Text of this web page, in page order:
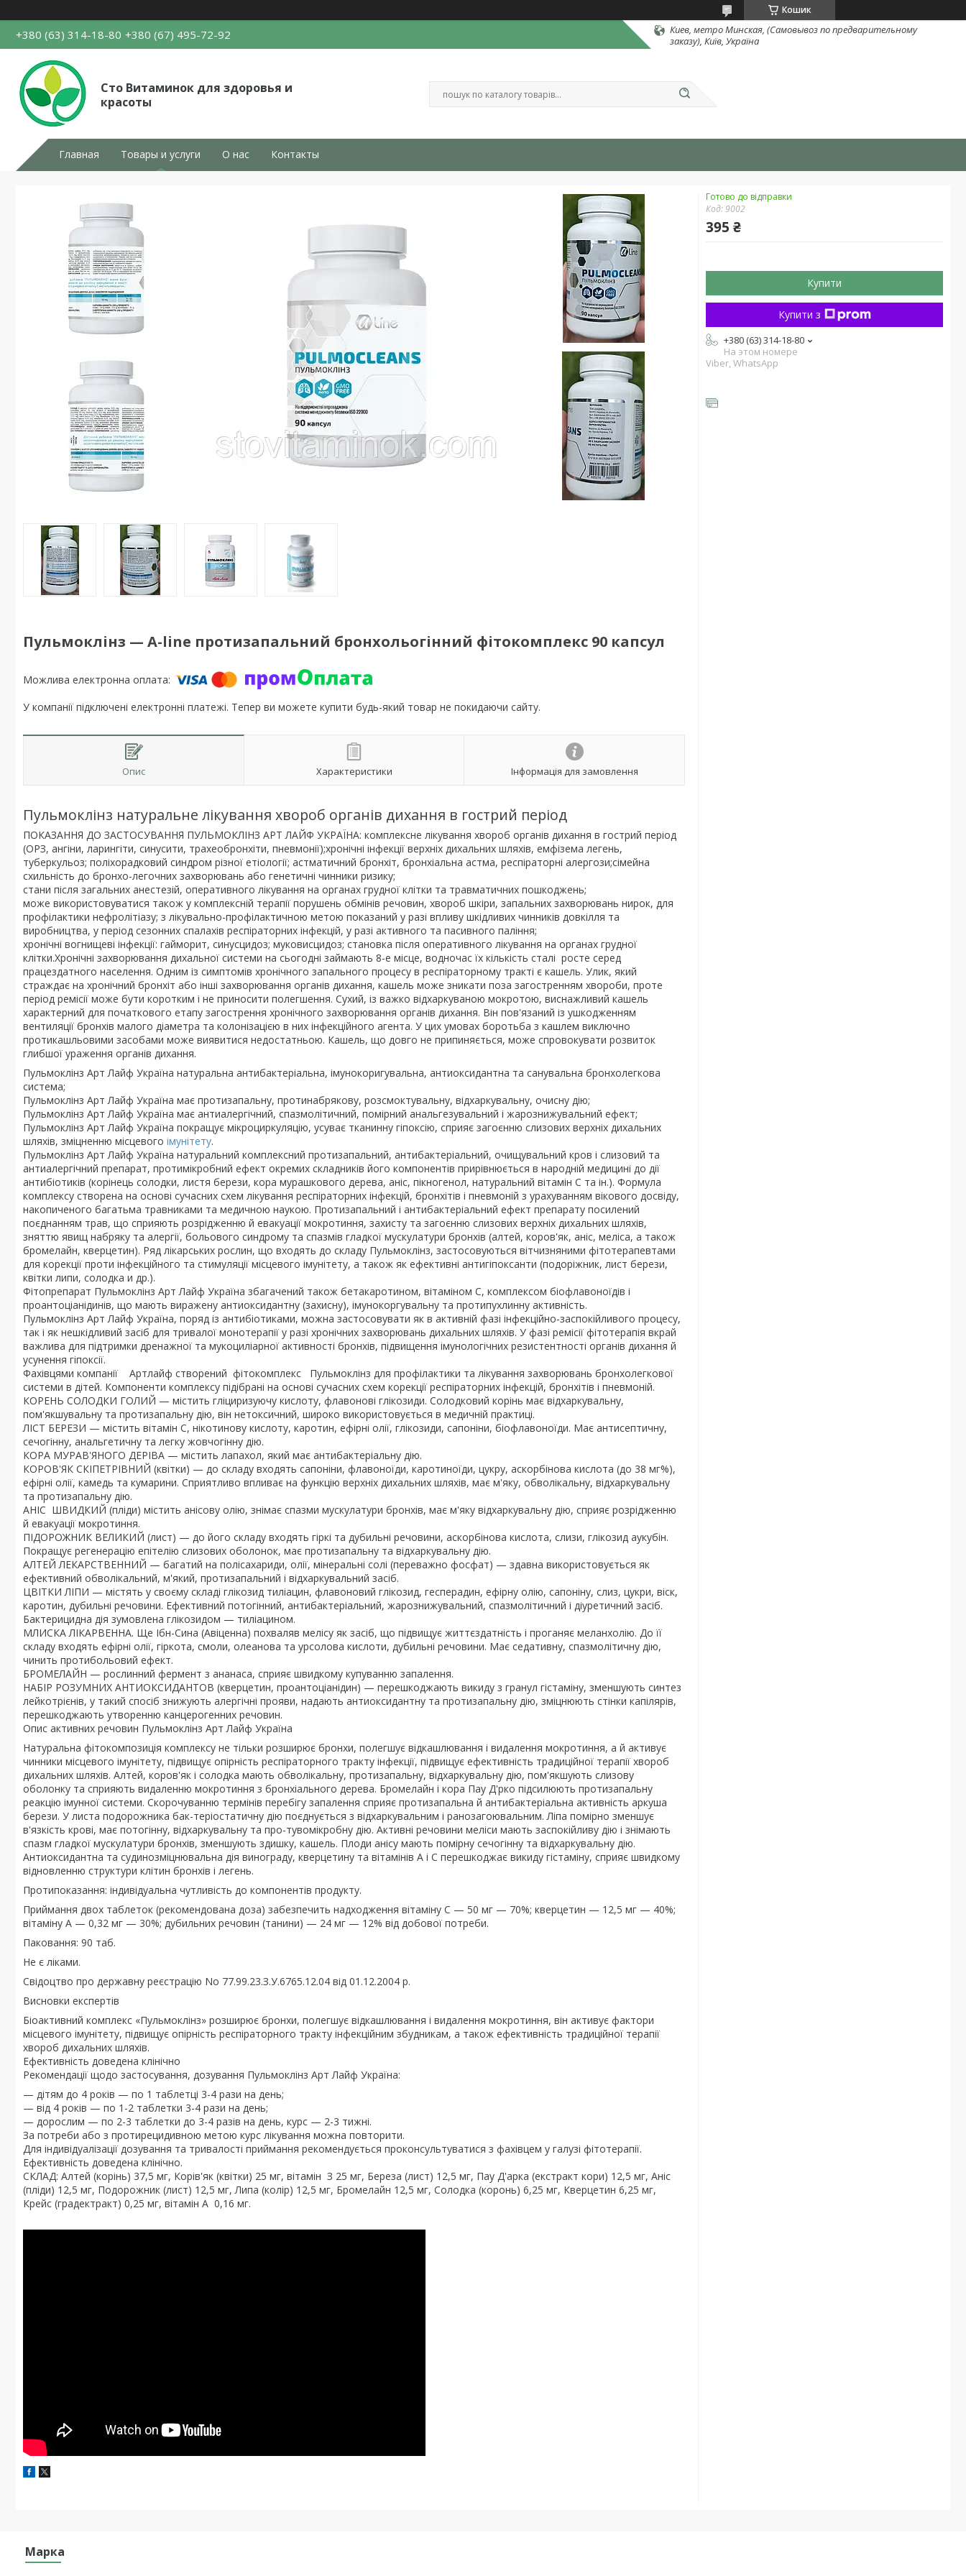
Кошик
+380 (63) 314-18-80 +380 (67) 495-72-92
Киев, метро Минская, (Самовывоз по предварительному
заказу), Київ, Україна
Сто Витаминок для здоровья и
красоты
Главная Товары и услуги О нас Контакты
Пульмоклінз — A-line протизапальний бронхольогінний фітокомплекс 90 капсул
У компанії підключені електронні платежі. Тепер ви можете купити будь-який товар не покидаючи сайту.
Опис Характеристики Інформація для замовлення
Пульмоклінз натуральне лікування хвороб органів дихання в гострий період
ПОКАЗАННЯ ДО ЗАСТОСУВАННЯ ПУЛЬМОКЛІНЗ АРТ ЛАЙФ УКРАЇНА: комплексне лікування хвороб органів дихання в гострий період
(ОРЗ, ангіни, ларингіти, синусити, трахеобронхіти, пневмонії);хронічні інфекції верхніх дихальних шляхів, емфізема легень,
туберкульоз; поліхорадковий синдром різної етіології; астматичний бронхіт, бронхіальна астма, респіраторні алергози;сімейна
схильність до бронхо-легочних захворювань або генетичні чинники ризику;
стани після загальних анестезій, оперативного лікування на органах грудної клітки та травматичних пошкоджень;
може використовуватися також у комплексній терапії порушень обмінів речовин, хвороб шкіри, запальних захворювань нирок, для
профілактики нефролітіазу; з лікувально-профілактичною метою показаний у разі впливу шкідливих чинників довкілля та
виробництва, у період сезонних спалахів респіраторних інфекцій, у разі активного та пасивного паління;
хронічні вогнищеві інфекції: гайморит, синусцидоз; муковисцидоз; становка після оперативного лікування на органах грудної
клітки.Хронічні захворювання дихальної системи на сьогодні займають 8-е місце, водночас їх кількість сталі росте серед
працездатного населення. Одним із симптомів хронічного запального процесу в респіраторному тракті є кашель. Улик, який
страждає на хронічний бронхіт або інші захворювання органів дихання, кашель може зникати поза загостренням хвороби, проте
період ремісії може бути коротким і не приносити полегшення. Сухий, із важко відхаркуваною мокротою, виснажливий кашель
характерний для початкового етапу загострення хронічного захворювання органів дихання. Він пов'язаний із ушкодженням
вентиляції бронхів малого діаметра та колонізацією в них інфекційного агента. У цих умовах боротьба з кашлем виключно
протикашльовими засобами може виявитися недостатньою. Кашель, що довго не припиняється, може спровокувати розвиток
глибшої ураження органів дихання.
Пульмоклінз Арт Лайф Україна натуральна антибактеріальна, імунокоригувальна, антиоксидантна та санувальна бронхолегкова
система;
Пульмоклінз Арт Лайф Україна має протизапальну, протинабрякову, розсмоктувальну, відхаркувальну, очисну дію;
Пульмоклінз Арт Лайф Україна має антиалергічний, спазмолітичний, помірний анальгезувальний і жарознижувальний ефект;
Пульмоклінз Арт Лайф Україна покращує мікроциркуляцію, усуває тканинну гіпоксію, сприяє загоєнню слизових верхніх дихальних
шляхів, зміцненню місцевого імунітету.
Пульмоклінз Арт Лайф Україна натуральний комплексний протизапальний, антибактеріальний, очищувальний кров і слизовий та
антиалергічний препарат, протимікробний ефект окремих складників його компонентів прирівнюється в народній медицині до дії
антибіотиків (корінець солодки, листя берези, кора мурашкового дерева, аніс, пікногенол, натуральний вітамін С та ін.). Формула
комплексу створена на основі сучасних схем лікування респіраторних інфекцій, бронхітів і пневмоній з урахуванням вікового досвіду,
накопиченого багатьма травниками та медичною наукою. Протизапальний і антибактеріальний ефект препарату посилений
поєднанням трав, що сприяють розрідженню й евакуації мокротиння, захисту та загоєнню слизових верхніх дихальних шляхів,
зняттю явищ набряку та алергії, больового синдрому та спазмів гладкої мускулатури бронхів (алтей, коров'як, аніс, меліса, а також
бромелайн, кверцетин). Ряд лікарських рослин, що входять до складу Пульмоклінз, застосовуються вітчизняними фітотерапевтами
для корекції проти інфекційного та стимуляції місцевого імунітету, а також як ефективні антигіпоксанти (подоріжник, лист берези,
квітки липи, солодка и др.).
Фітопрепарат Пульмоклінз Арт Лайф Україна збагачений також бетакаротином, вітаміном С, комплексом біофлавоноїдів і
проантоціанідинів, що мають виражену антиоксидантну (захисну), імунокоргувальну та протипухлинну активність.
Пульмоклінз Арт Лайф Україна, поряд із антибіотиками, можна застосовувати як в активній фазі інфекційно-заспокійливого процесу,
так і як нешкідливий засіб для тривалої монотерапії у разі хронічних захворювань дихальних шляхів. У фазі ремісії фітотерапія вкрай
важлива для підтримки дренажної та мукоциліарної активності бронхів, підвищення імунологічних резистентності органів дихання й
усунення гіпоксії.
Фахівцями компанії Артлайф створений фітокомплекс Пульмоклінз для профілактики та лікування захворювань бронхолегкової
системи в дітей. Компоненти комплексу підібрані на основі сучасних схем корекції респіраторних інфекцій, бронхітів і пневмоній.
КОРЕНЬ СОЛОДКИ ГОЛИЙ — містить гліциризуючу кислоту, флавонові глікозиди. Солодковий корінь має відхаркувальну,
пом'якшувальну та протизапальну дію, він нетоксичний, широко використовується в медичній практиці.
ЛІСТ БЕРЕЗИ — містить вітамін С, нікотинову кислоту, каротин, ефірні олії, глікозиди, сапоніни, біофлавоноїди. Має антисептичну,
сечогінну, анальгетичну та легку жовчогінну дію.
КОРА МУРАВ'ЯНОГО ДЕРІВА — містить лапахол, який має антибактеріальну дію.
КОРОВ'ЯК СКІПЕТРІВНИЙ (квітки) — до складу входять сапоніни, флавоноїди, каротиноїди, цукру, аскорбінова кислота (до 38 мг%),
ефірні олії, камедь та кумарини. Сприятливо впливає на функцію верхніх дихальних шляхів, має м'яку, обволікальну, відхаркувальну
та протизапальну дію.
АНІС ШВИДКИЙ (пліди) містить анісову олію, знімає спазми мускулатури бронхів, має м'яку відхаркувальну дію, сприяє розрідженню
й евакуації мокротиння.
ПІДОРОЖНИК ВЕЛИКИЙ (лист) — до його складу входять гіркі та дубильні речовини, аскорбінова кислота, слизи, глікозид аукубін.
Покращує регенерацію епітелію слизових оболонок, має протизапальну та відхаркувальну дію.
АЛТЕЙ ЛЕКАРСТВЕННИЙ — багатий на полісахариди, олії, мінеральні солі (переважно фосфат) — здавна використовується як
ефективний обволікальний, м'який, протизапальний і відхаркувальний засіб.
ЦВІТКИ ЛІПИ — містять у своєму складі глікозид тиліацин, флавоновий глікозид, гесперадин, ефірну олію, сапоніну, слиз, цукри, віск,
каротин, дубильні речовини. Ефективний потогінний, антибактеріальний, жарознижувальний, спазмолітичний і діуретичний засіб.
Бактерицидна дія зумовлена глікозидом — тиліацином.
МЛИСКА ЛІКАРВЕННА. Ще Ібн-Сина (Авіценна) похваляв мелісу як засіб, що підвищує життєздатність і проганяє меланхолію. До її
складу входять ефірні олії, гіркота, смоли, олеанова та урсолова кислоти, дубильні речовини. Має седативну, спазмолітичну дію,
чинить протибольовий ефект.
БРОМЕЛАЙН — рослинний фермент з ананаса, сприяє швидкому купуванню запалення.
НАБІР РОЗУМНИХ АНТИОКСИДАНТОВ (кверцетин, проантоціанідин) — перешкоджають викиду з гранул гістаміну, зменшують синтез
лейкотрієнів, у такий спосіб знижують алергічні прояви, надають антиоксидантну та протизапальну дію, зміцнюють стінки капілярів,
перешкоджають утворенню канцерогенних речовин.
Опис активних речовин Пульмоклінз Арт Лайф Україна
Натуральна фітокомпозиція комплексу не тільки розширює бронхи, полегшує відкашлювання і видалення мокротиння, а й активує
чинники місцевого імунітету, підвищує опірність респіраторного тракту інфекції, підвищує ефективність традиційної терапії хвороб
дихальних шляхів. Алтей, коров'як і солодка мають обволікальну, протизапальну, відхаркувальну дію, пом'якшують слизову
оболонку та сприяють видаленню мокротиння з бронхіального дерева. Бромелайн і кора Пау Д'рко підсилюють протизапальну
реакцію імунної системи. Скорочуванню термінів перебігу запалення сприяє протизапальна й антибактеріальна активність аркуша
берези. У листа подорожника бак-теріостатичну дію поєднується з відхаркувальним і ранозагоювальним. Ліпа помірно зменшує
в'язкість крові, має потогінну, відхаркувальну та про-тувомікробну дію. Активні речовини меліси мають заспокійливу дію і знімають
спазм гладкої мускулатури бронхів, зменшують здишку, кашель. Плоди анісу мають помірну сечогінну та відхаркувальну дію.
Антиоксидантна та судинозміцнювальна дія винограду, кверцетину та вітамінів А і С перешкоджає викиду гістаміну, сприяє швидкому
відновленню структури клітин бронхів і легень.
Протипоказання: індивідуальна чутливість до компонентів продукту.
Приймання двох таблеток (рекомендована доза) забезпечить надходження вітаміну С — 50 мг — 70%; кверцетин — 12,5 мг — 40%;
вітаміну А — 0,32 мг — 30%; дубильних речовин (танини) — 24 мг — 12% від добової потреби.
Паковання: 90 таб.
Не є ліками.
Свідоцтво про державну реєстрацію No 77.99.23.З.У.6765.12.04 від 01.12.2004 р.
Висновки експертів
Біоактивний комплекс «Пульмоклінз» розширює бронхи, полегшує відкашлювання і видалення мокротиння, він активує фактори
місцевого імунітету, підвищує опірність респіраторного тракту інфекційним збудникам, а також ефективність традиційної терапії
хвороб дихальних шляхів.
Ефективність доведена клінічно
Рекомендації щодо застосування, дозування Пульмоклінз Арт Лайф Україна:
— дітям до 4 років — по 1 таблетці 3-4 рази на день;
— від 4 років — по 1-2 таблетки 3-4 рази на день;
— дорослим — по 2-3 таблетки до 3-4 разів на день, курс — 2-3 тижні.
За потреби або з протирецидивною метою курс лікування можна повторити.
Для індивідуалізації дозування та тривалості приймання рекомендується проконсультуватися з фахівцем у галузі фітотерапії.
Ефективність доведена клінічно.
СКЛАД: Алтей (корінь) 37,5 мг, Корів'як (квітки) 25 мг, вітамін З 25 мг, Береза (лист) 12,5 мг, Пау Д'арка (екстракт кори) 12,5 мг, Аніс
(пліди) 12,5 мг, Подорожник (лист) 12,5 мг, Липа (колір) 12,5 мг, Бромелайн 12,5 мг, Солодка (коронь) 6,25 мг, Кверцетин 6,25 мг,
Крейс (градектракт) 0,25 мг, вітамін А 0,16 мг.
Готово до відправки
Код:9002
395 ₴
Купити
Купити з
+380 (63) 314-18-80
На этом номере
Viber, WhatsApp
Марка